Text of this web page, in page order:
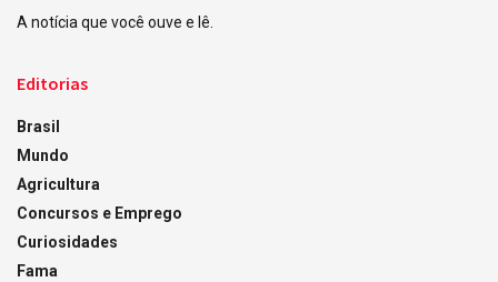
A notícia que você ouve e lê.
Editorias
Brasil
Mundo
Agricultura
Concursos e Emprego
Curiosidades
Fama